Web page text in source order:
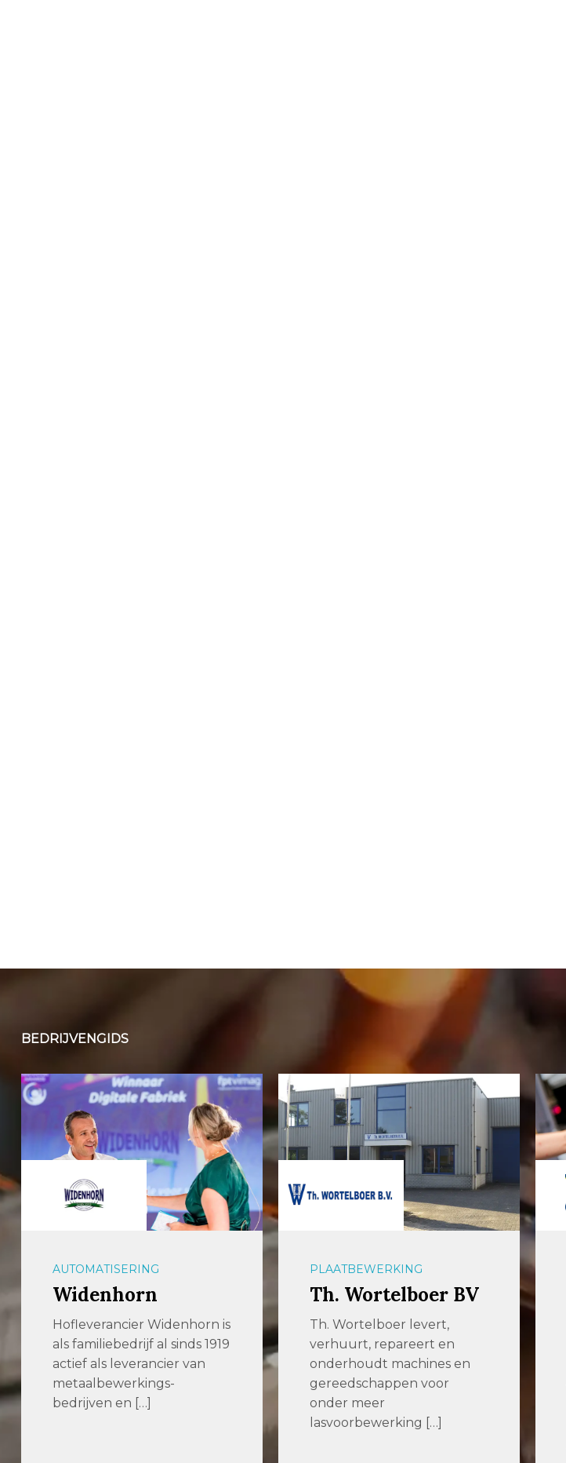
BEDRIJVENGIDS
AUTOMATISERING
Widenhorn
Hofleverancier Widenhorn is
als familiebedrijf al sinds 1919
actief als leverancier van
metaalbewerkings-
bedrijven en […]
PLAATBEWERKING
Th. Wortelboer BV
Th. Wortelboer levert,
verhuurt, repareert en
onderhoudt machines en
gereedschappen voor
onder meer
lasvoorbewerking […]